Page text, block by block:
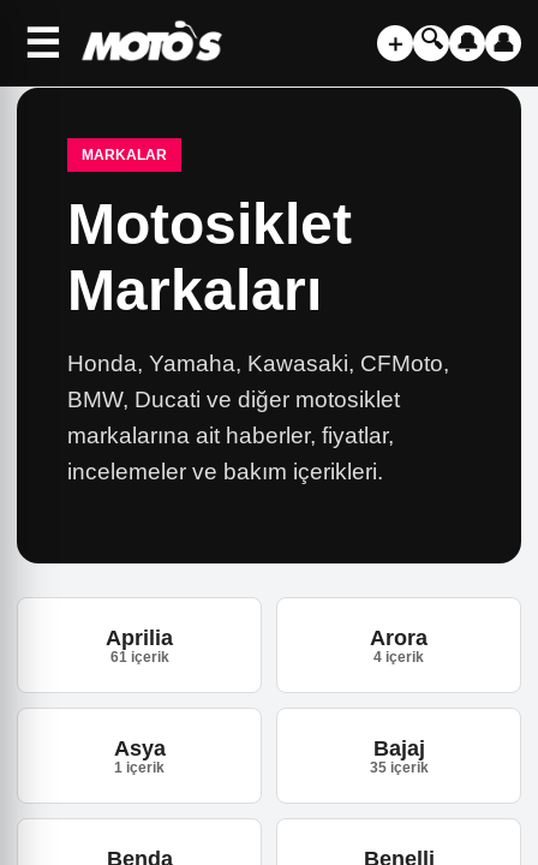
☰ ＋ 🔍 🔔 👤
MARKALAR
Motosiklet
Markaları
Honda, Yamaha, Kawasaki, CFMoto,
BMW, Ducati ve diğer motosiklet
markalarına ait haberler, fiyatlar,
incelemeler ve bakım içerikleri.
Aprilia
61 içerik
Arora
4 içerik
Asya
1 içerik
Bajaj
35 içerik
Benda Benelli